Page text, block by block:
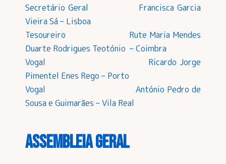
Secretário Geral Francisca Garcia
Vieira Sá – Lisboa
Tesoureiro Rute Maria Mendes
Duarte Rodrigues Teotónio – Coimbra
Vogal Ricardo Jorge
Pimentel Enes Rego – Porto
Vogal António Pedro de
Sousa e Guimarães – Vila Real
Assembleia Geral